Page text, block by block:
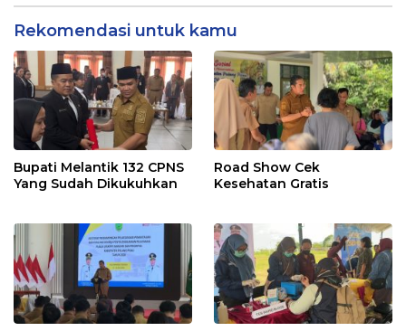
Rekomendasi untuk kamu
Bupati Melantik 132 CPNS
Yang Sudah Dikukuhkan
Road Show Cek
Kesehatan Gratis